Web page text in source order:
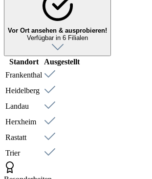
Vor Ort ansehen & ausprobieren!
Verfügbar in 6 Filialen
Standort
Ausgestellt
Frankenthal
Heidelberg
Landau
Herxheim
Rastatt
Trier